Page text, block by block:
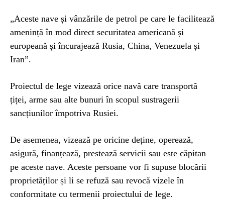
„Aceste nave și vânzările de petrol pe care le facilitează
amenință în mod direct securitatea americană și
europeană și încurajează Rusia, China, Venezuela și
Iran”.
Proiectul de lege vizează orice navă care transportă
țiței, arme sau alte bunuri în scopul sustragerii
sancțiunilor împotriva Rusiei.
De asemenea, vizează pe oricine deține, operează,
asigură, finanțează, prestează servicii sau este căpitan
pe aceste nave. Aceste persoane vor fi supuse blocării
proprietăților și li se refuză sau revocă vizele în
conformitate cu termenii proiectului de lege.